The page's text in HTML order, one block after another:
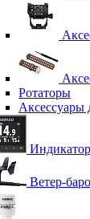
Ротаторы
Аксессуары
Ветер-